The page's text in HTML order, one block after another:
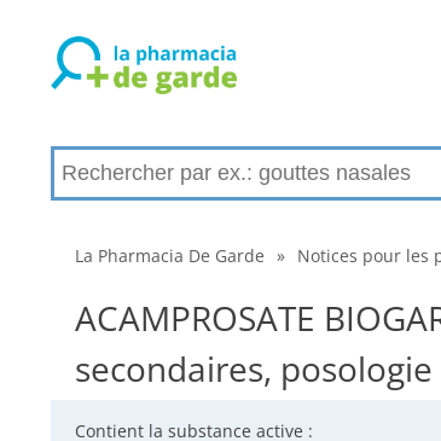
La Pharmacia De Garde » Notices pour les
ACAMPROSATE
secondaires, posologie
Contient la substance active :